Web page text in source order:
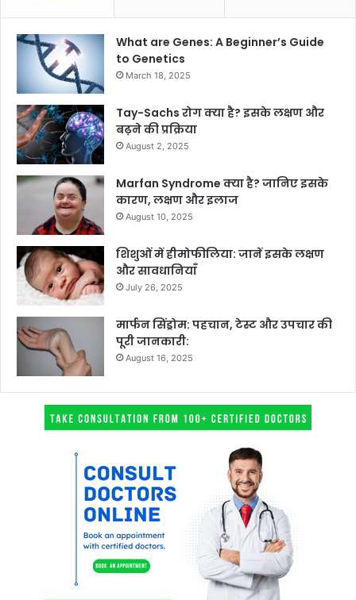
What are Genes: A Beginner’s Guide
to Genetics
March 18, 2025
Tay-Sachs रोग क्या है? इसके लक्षण और
बढ़ने की प्रक्रिया
August 2, 2025
Marfan Syndrome क्या है? जानिए इसके
कारण, लक्षण और इलाज
August 10, 2025
शिशुओं में हीमोफीलिया: जानें इसके लक्षण
और सावधानियाँ
July 26, 2025
मार्फन सिंड्रोम: पहचान, टेस्ट और उपचार की
पूरी जानकारी:
August 16, 2025